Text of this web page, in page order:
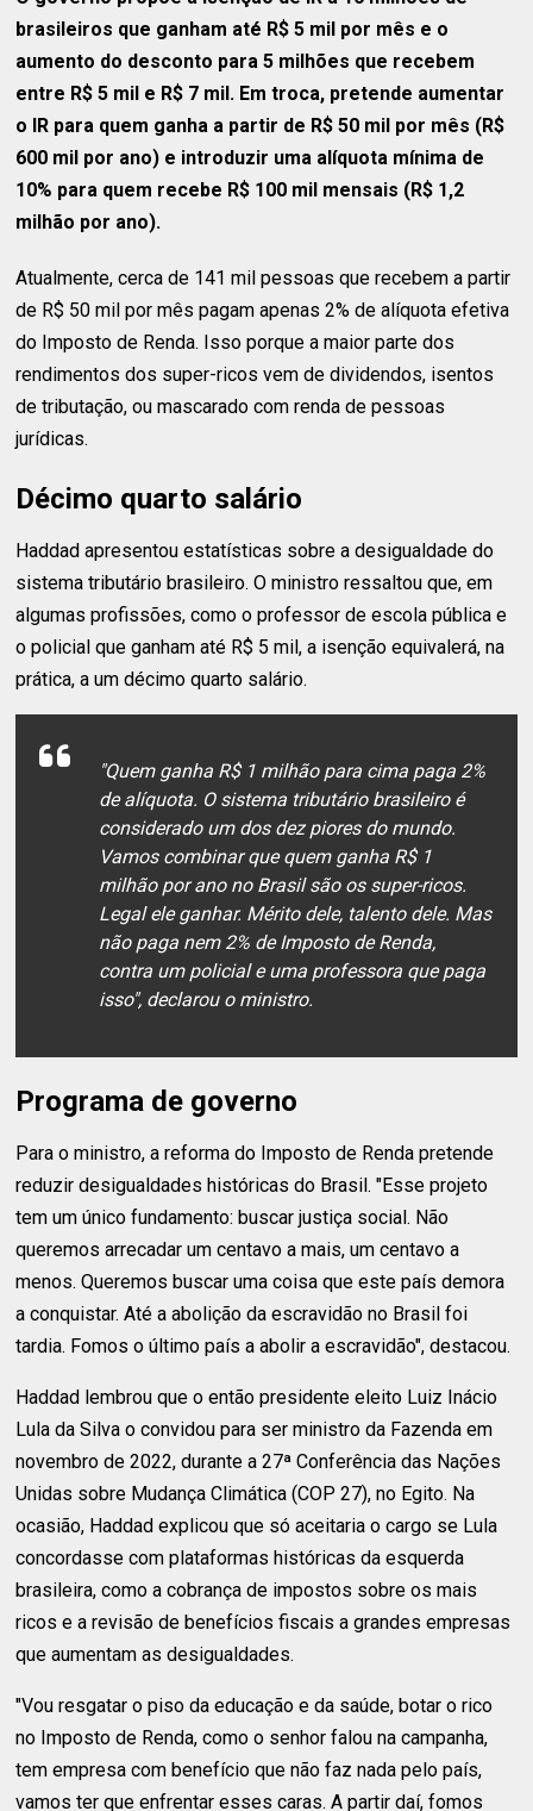
brasileiros que ganham até R$ 5 mil por mês e o
aumento do desconto para 5 milhões que recebem
entre R$ 5 mil e R$ 7 mil. Em troca, pretende aumentar
o IR para quem ganha a partir de R$ 50 mil por mês (R$
600 mil por ano) e introduzir uma alíquota mínima de
10% para quem recebe R$ 100 mil mensais (R$ 1,2
milhão por ano).
Atualmente, cerca de 141 mil pessoas que recebem a partir
de R$ 50 mil por mês pagam apenas 2% de alíquota efetiva
do Imposto de Renda. Isso porque a maior parte dos
rendimentos dos super-ricos vem de dividendos, isentos
de tributação, ou mascarado com renda de pessoas
jurídicas.
Décimo quarto salário
Haddad apresentou estatísticas sobre a desigualdade do
sistema tributário brasileiro. O ministro ressaltou que, em
algumas profissões, como o professor de escola pública e
o policial que ganham até R$ 5 mil, a isenção equivalerá, na
prática, a um décimo quarto salário.
"Quem ganha R$ 1 milhão para cima paga 2%
de alíquota. O sistema tributário brasileiro é
considerado um dos dez piores do mundo.
Vamos combinar que quem ganha R$ 1
milhão por ano no Brasil são os super-ricos.
Legal ele ganhar. Mérito dele, talento dele. Mas
não paga nem 2% de Imposto de Renda,
contra um policial e uma professora que paga
isso", declarou o ministro.
Programa de governo
Para o ministro, a reforma do Imposto de Renda pretende
reduzir desigualdades históricas do Brasil. "Esse projeto
tem um único fundamento: buscar justiça social. Não
queremos arrecadar um centavo a mais, um centavo a
menos. Queremos buscar uma coisa que este país demora
a conquistar. Até a abolição da escravidão no Brasil foi
tardia. Fomos o último país a abolir a escravidão", destacou.
Haddad lembrou que o então presidente eleito Luiz Inácio
Lula da Silva o convidou para ser ministro da Fazenda em
novembro de 2022, durante a 27ª Conferência das Nações
Unidas sobre Mudança Climática (COP 27), no Egito. Na
ocasião, Haddad explicou que só aceitaria o cargo se Lula
concordasse com plataformas históricas da esquerda
brasileira, como a cobrança de impostos sobre os mais
ricos e a revisão de benefícios fiscais a grandes empresas
que aumentam as desigualdades.
"Vou resgatar o piso da educação e da saúde, botar o rico
no Imposto de Renda, como o senhor falou na campanha,
tem empresa com benefício que não faz nada pelo país,
vamos ter que enfrentar esses caras. A partir daí, fomos